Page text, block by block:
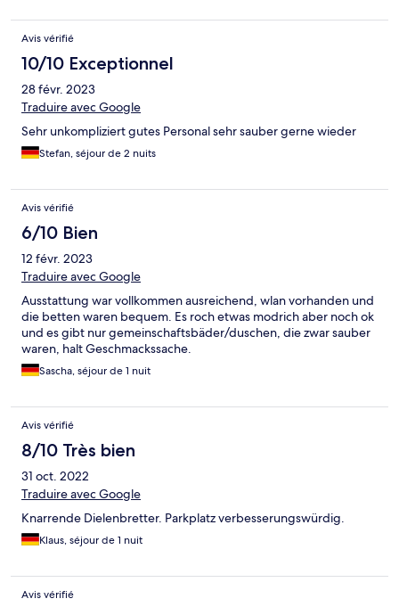
Avis vérifié
10/10 Exceptionnel
28 févr. 2023
Traduire avec Google
Sehr unkompliziert gutes Personal sehr sauber gerne wieder
Stefan, séjour de 2 nuits
Avis vérifié
6/10 Bien
12 févr. 2023
Traduire avec Google
Ausstattung war vollkommen ausreichend, wlan vorhanden und
die betten waren bequem. Es roch etwas modrich aber noch ok
und es gibt nur gemeinschaftsbäder/duschen, die zwar sauber
waren, halt Geschmackssache.
Sascha, séjour de 1 nuit
Avis vérifié
8/10 Très bien
31 oct. 2022
Traduire avec Google
Knarrende Dielenbretter. Parkplatz verbesserungswürdig.
Klaus, séjour de 1 nuit
Avis vérifié